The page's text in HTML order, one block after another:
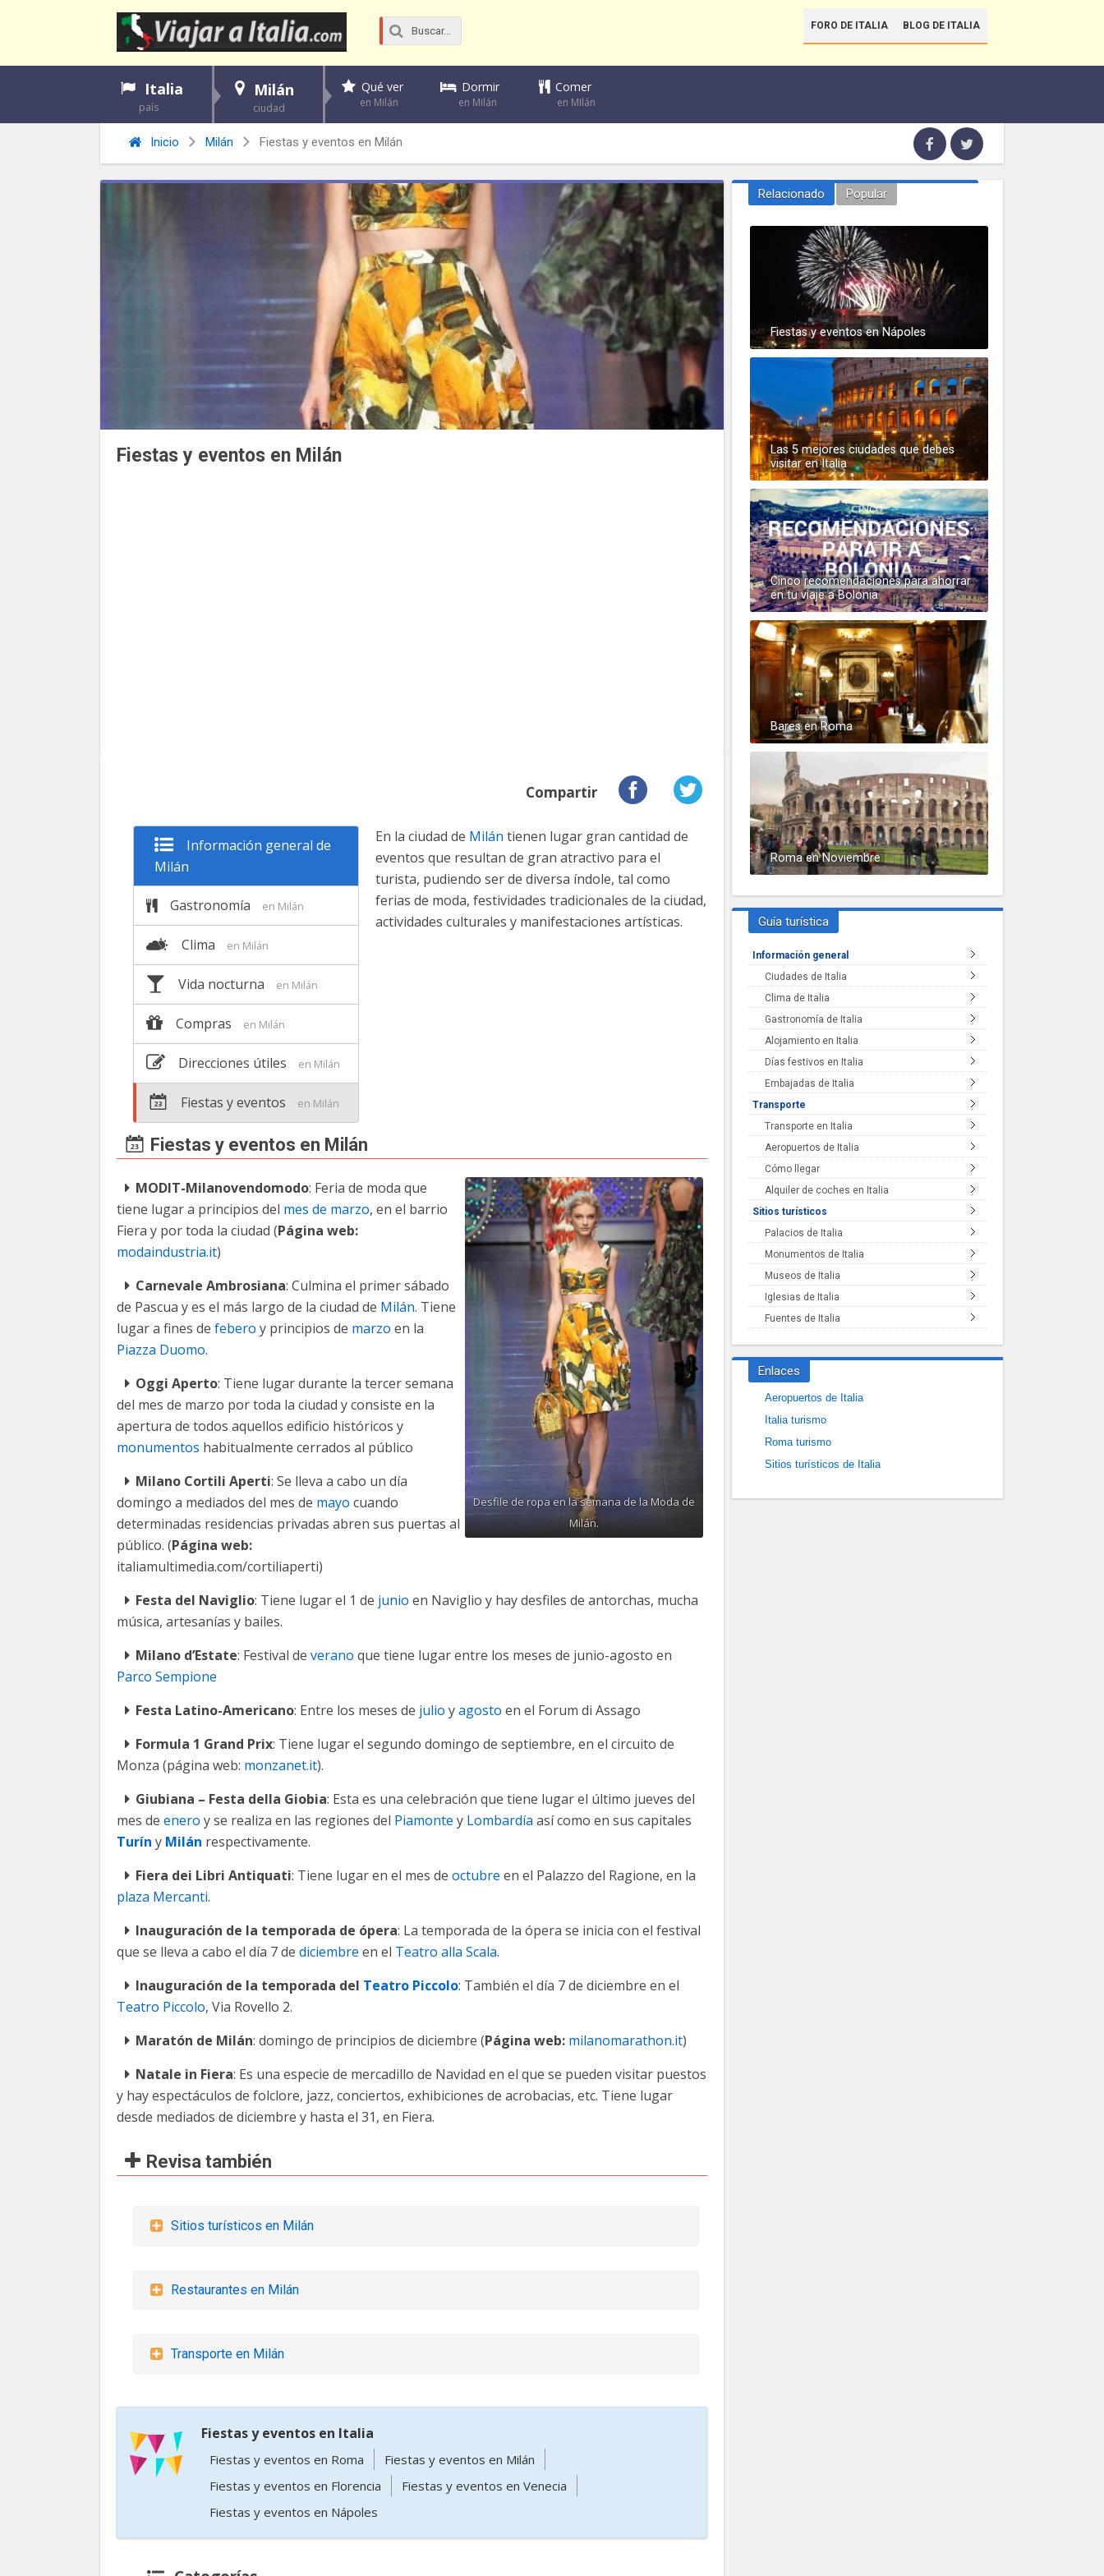
FORO DE ITALIA BLOG DE ITALIA
Italia
país
Milán
ciudad
Qué ver
en Milán
Dormir
en Milán
Comer
en MIlán
Inicio Milán Fiestas y eventos en Milán
Fiestas y eventos en Milán
Compartir
Información general de
Milán
Gastronomía en Milán
Clima en Milán
Vida nocturna en Milán
Compras en Milán
Direcciones útiles en Milán
Fiestas y eventos en Milán
En la ciudad de Milán tienen lugar gran cantidad de
eventos que resultan de gran atractivo para el
turista, pudiendo ser de diversa índole, tal como
ferias de moda, festividades tradicionales de la ciudad,
actividades culturales y manifestaciones artísticas.
Fiestas y eventos en Milán
Desfile de ropa en la semana de la Moda de
Milán.
MODIT-Milanovendomodo: Feria de moda que
tiene lugar a principios del mes de marzo, en el barrio
Fiera y por toda la ciudad (Página web:
modaindustria.it)
Carnevale Ambrosiana: Culmina el primer sábado
de Pascua y es el más largo de la ciudad de Milán. Tiene
lugar a fines de febero y principios de marzo en la
Piazza Duomo.
Oggi Aperto: Tiene lugar durante la tercer semana
del mes de marzo por toda la ciudad y consiste en la
apertura de todos aquellos edificio históricos y
monumentos habitualmente cerrados al público
Milano Cortili Aperti: Se lleva a cabo un día
domingo a mediados del mes de mayo cuando
determinadas residencias privadas abren sus puertas al
público. (Página web:
italiamultimedia.com/cortiliaperti)
Festa del Naviglio: Tiene lugar el 1 de junio en Naviglio y hay desfiles de antorchas, mucha
música, artesanías y bailes.
Milano d’Estate: Festival de verano que tiene lugar entre los meses de junio-agosto en
Parco Sempione
Festa Latino-Americano: Entre los meses de julio yagosto en el Forum di Assago
Formula 1 Grand Prix: Tiene lugar el segundo domingo de septiembre, en el circuito de
Monza (página web: monzanet.it).
Giubiana – Festa della Giobia: Esta es una celebración que tiene lugar el último jueves del
mes de enero y se realiza en las regiones del Piamonte y Lombardía así como en sus capitales
Turín y Milán respectivamente.
Fiera dei Libri Antiquati: Tiene lugar en el mes de octubre en el Palazzo del Ragione, en la
plaza Mercanti.
Inauguración de la temporada de ópera: La temporada de la ópera se inicia con el festival
que se lleva a cabo el día 7 de diciembre en el Teatro alla Scala.
Inauguración de la temporada del Teatro Piccolo: También el día 7 de diciembre en el
Teatro Piccolo, Via Rovello 2.
Maratón de Milán: domingo de principios de diciembre (Página web: milanomarathon.it)
Natale in Fiera: Es una especie de mercadillo de Navidad en el que se pueden visitar puestos
y hay espectáculos de folclore, jazz, conciertos, exhibiciones de acrobacias, etc. Tiene lugar
desde mediados de diciembre y hasta el 31, en Fiera.
Revisa también
Sitios turísticos en Milán
Restaurantes en Milán
Transporte en Milán
Fiestas y eventos en Italia
Fiestas y eventos en Roma
Fiestas y eventos en Milán
Fiestas y eventos en Florencia
Fiestas y eventos en Venecia
Fiestas y eventos en Nápoles
Relacionado Popular
Fiestas y eventos en Nápoles
Las 5 mejores ciudades que debes
visitar en Italia
Cinco recomendaciones para ahorrar
en tu viaje a Bolonia
Bares en Roma
Roma en Noviembre
Guía turística
Información general
Ciudades de Italia
Clima de Italia
Gastronomía de Italia
Alojamiento en Italia
Días festivos en Italia
Embajadas de Italia
Transporte
Transporte en Italia
Aeropuertos de Italia
Cómo llegar
Alquiler de coches en Italia
Sitios turísticos
Palacios de Italia
Monumentos de Italia
Museos de Italia
Iglesias de Italia
Fuentes de Italia
Enlaces
Aeropuertos de Italia
Italia turismo
Roma turismo
Sitios turísticos de Italia